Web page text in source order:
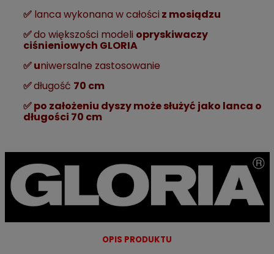
✅lanca wykonana w całości z mosiądzu
✅do większości modeli opryskiwaczy
ciśnieniowych GLORIA
✅ uniwersalne zastosowanie
✅długość 70 cm
✅ po założeniu dyszy może służyć jako lanca o
długości 70 cm
OPIS PRODUKTU